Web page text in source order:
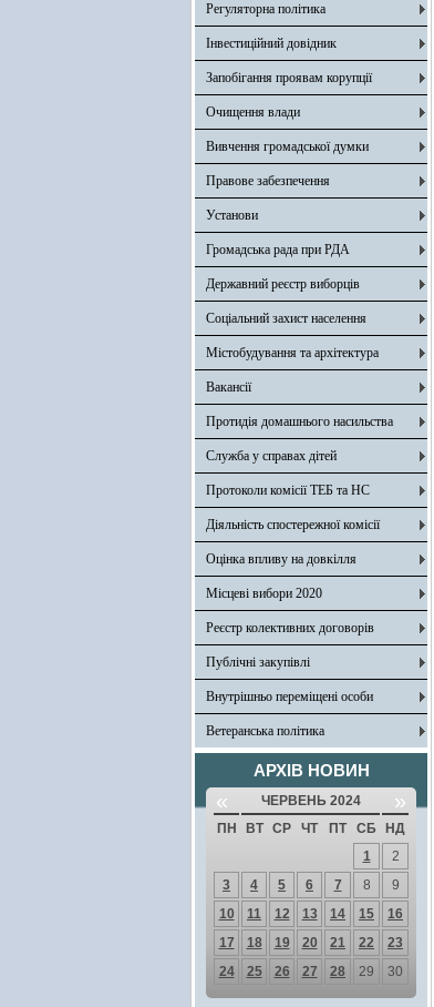
Регуляторна політика
Інвестиційний довідник
Запобігання проявам корупції
Очищення влади
Вивчення громадської думки
Правове забезпечення
Установи
Громадська рада при РДА
Державний реєстр виборців
Соціальний захист населення
Містобудування та архітектура
Вакансії
Протидія домашнього насильства
Служба у справах дітей
Протоколи комісії ТЕБ та НС
Діяльність спостережної комісії
Оцінка впливу на довкілля
Місцеві вибори 2020
Реєстр колективних договорів
Публічні закупівлі
Внутрішньо переміщені особи
Ветеранська політика
АРХІВ НОВИН
« ЧЕРВЕНЬ 2024 »
ПН ВТ СР ЧТ ПТ СБ
НД
1
2
3
4 5 6 7 8
9
10
11 12 13 14 15
16
17
18 19 20 21 22
23
24
25 26 27 28 29 30